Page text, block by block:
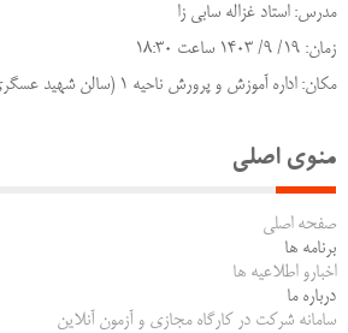
مدرس: استاد غزاله سابی زا
زمان: 19/ 9/ 1403 ساعت 18:30
مکان: اداره آموزش و پرورش ناحیه 1 (سالن شهید عسگری جمکرانی)
منوی اصلی
صفحه اصلی
برنامه ها
اخبارو اطلاعیه ها
درباره ما
سامانه شرکت در کارگاه مجازی و آزمون آنلاین